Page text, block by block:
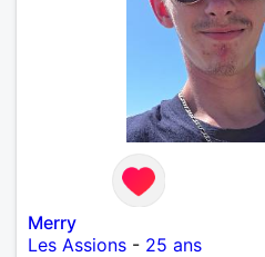
Merry
Les Assions - 25 ans